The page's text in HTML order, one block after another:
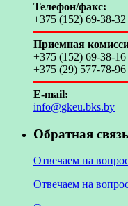
Телефон/факс:
+375 (152) 69-38-32
Приемная
+375 (152) 69-38-16
+375 (29) 577-78-96
E-mail:
info@gkeu.bks.by
Обратная связь
Отвечаем на
Отвечаем на